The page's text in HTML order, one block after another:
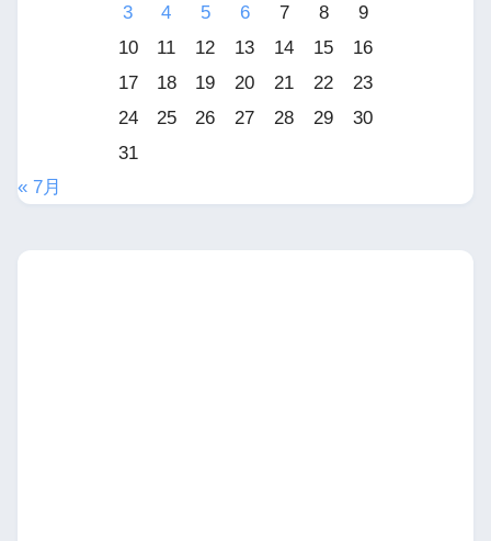
3
4 5 6 7 8
9
10
11 12 13 14 15
16
17
18 19 20 21 22
23
24
25 26 27 28 29
30
31
« 7月